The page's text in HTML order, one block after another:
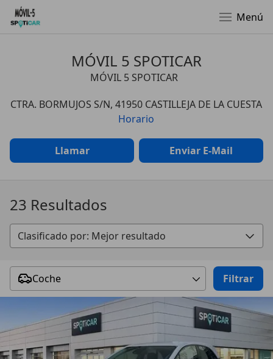
Menú
MÓVIL 5 SPOTICAR
MÓVIL 5 SPOTICAR
CTRA. BORMUJOS S/N, 41950 CASTILLEJA DE LA CUESTA
Horario
Llamar Enviar E-Mail
23 Resultados
Coche Filtrar